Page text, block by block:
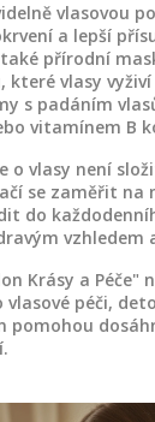
vlasovou
a lepší
přírodní
které vlasy
s padáním
vitamínem B
o vlasy není
se zaměřit na
do
vzhledem
Krásy a Péče"
péči,
pomohou